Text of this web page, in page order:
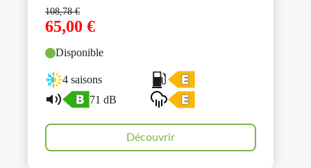
108,78€
65,00 €
Disponible
4 saisons
71 dB
Découvrir